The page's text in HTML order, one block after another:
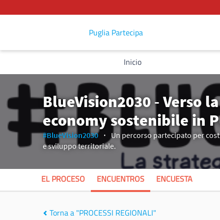
Puglia Partecipa
Inicio
BlueVision2030 - Verso
economy sostenibile in
#BlueVision2030
Un percorso partecipato per
e sviluppo territoriale.
EL PROCESO ENCUENTROS ENCUESTA
Torna a "PROCESSI REGIONALI"